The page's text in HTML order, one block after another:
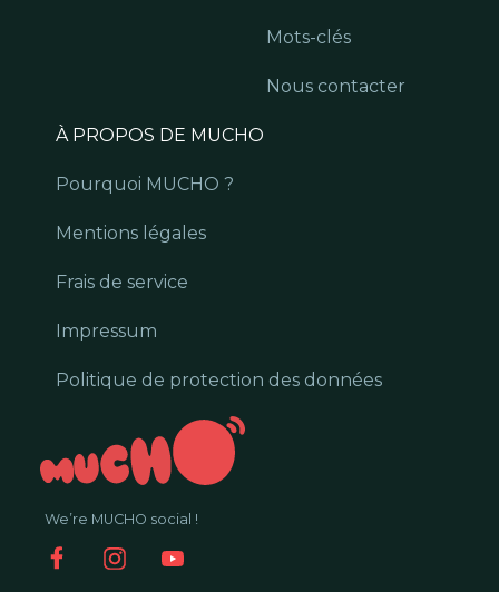
We’re MUCHO social !
Mots-clés
Nous contacter
À PROPOS DE MUCHO
Pourquoi MUCHO ?
Mentions légales
Frais de service
Impressum
Politique de protection des données